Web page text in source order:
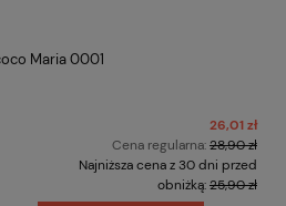
Maria 0001
26,01 zł
Cena regularna:28,90 zł
Najniższa cena z 30 dni przed
obniżką:25,90 zł